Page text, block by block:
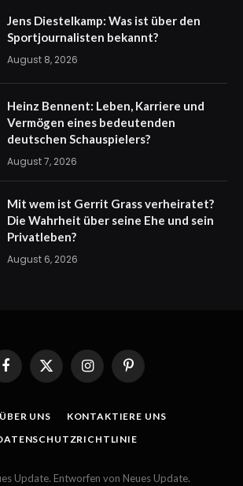
Jens Diestelkamp: Was ist über den
Sportjournalisten bekannt?
August 8, 2026
Heinz Bennent: Leben, Karriere und
Vermögen eines bedeutenden
deutschen Schauspielers?
August 7, 2026
Mit wem ist Gerrit Grass verheiratet?
Die Wahrheit über seine Ehe und sein
Privatleben?
August 6, 2026
FacebookX
InstagramPinterest
ÜBER UNS
KONTAKTIERE UNS
Update. Entworfen von Neues Update.